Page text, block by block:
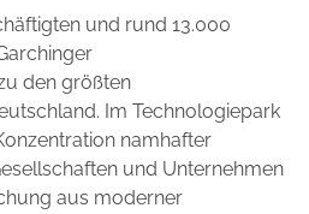
und rund 13.000
den größten
Im Technologiepark
namhafter
und Unternehmen
aus moderner